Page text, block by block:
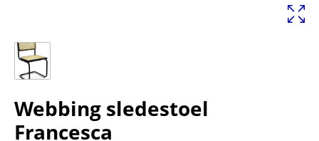
Webbing sledestoel
Francesca